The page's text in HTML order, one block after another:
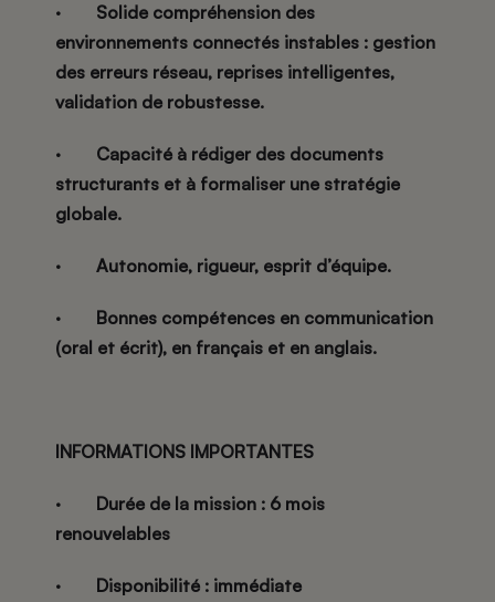
·
Solide compréhension des
environnements connectés instables : gestion
des erreurs réseau, reprises intelligentes,
validation de robustesse.
·
Capacité à rédiger des documents
structurants et à formaliser une stratégie
globale.
· Autonomie, rigueur, esprit d’équipe.
·
Bonnes compétences en communication
(oral et écrit), en français et en anglais.
INFORMATIONS IMPORTANTES
· Durée de la mission : 6 mois
renouvelables
· Disponibilité : immédiate